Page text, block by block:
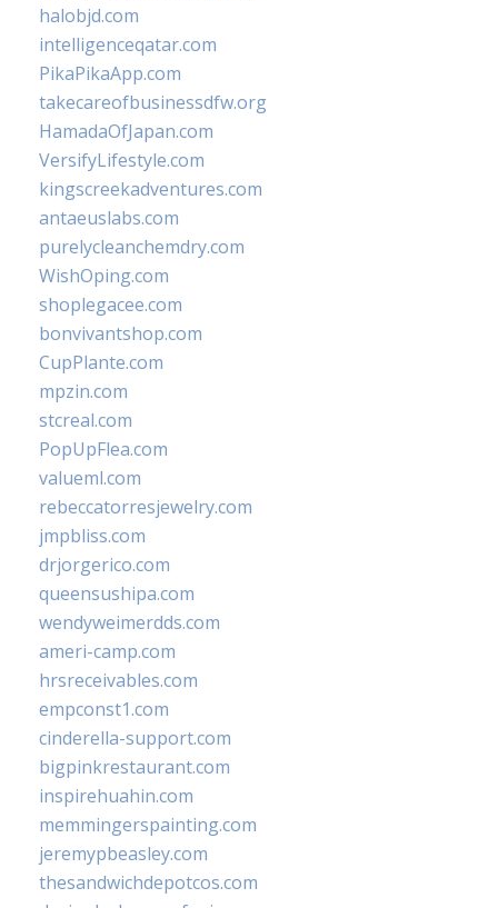
halobjd.com
intelligenceqatar.com
PikaPikaApp.com
takecareofbusinessdfw.org
HamadaOfJapan.com
VersifyLifestyle.com
kingscreekadventures.com
antaeuslabs.com
purelycleanchemdry.com
WishOping.com
shoplegacee.com
bonvivantshop.com
CupPlante.com
mpzin.com
stcreal.com
PopUpFlea.com
valueml.com
rebeccatorresjewelry.com
jmpbliss.com
drjorgerico.com
queensushipa.com
wendyweimerdds.com
ameri-camp.com
hrsreceivables.com
empconst1.com
cinderella-support.com
bigpinkrestaurant.com
inspirehuahin.com
memmingerspainting.com
jeremypbeasley.com
thesandwichdepotcos.com